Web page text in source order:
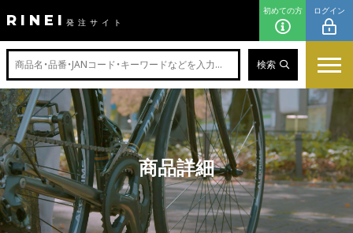
RINEI 発注サイト
初めての方 ログイン
検索
商品詳細